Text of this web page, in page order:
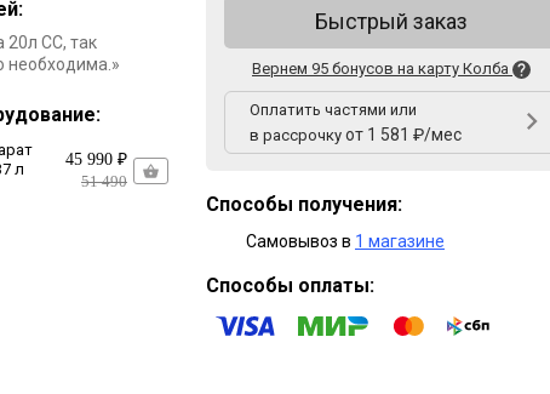
20л СС, так
необходима.»
л
45 990 ₽
51 490
Быстрый заказ
Вернем 95 бонусов на карту Колба
Оплатить частями или
в рассрочку от 1 581 ₽/мес
Способы получения:
Самовывоз в 1 магазине
Способы оплаты: